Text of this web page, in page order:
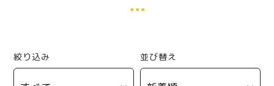
絞り込み 並び替え